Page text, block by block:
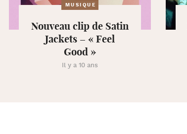
MUSIQUE
Nouveau clip de Satin
Jackets – « Feel
Good »
Il y a 10 ans